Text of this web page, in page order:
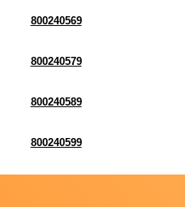
800240569
800240579
800240589
800240599